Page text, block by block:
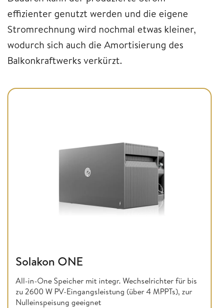
effizienter genutzt werden und die eigene
Stromrechnung wird nochmal etwas kleiner,
wodurch sich auch die Amortisierung des
Balkonkraftwerks verkürzt.
Solakon ONE
All-in-One Speicher mit integr. Wechselrichter für bis
zu 2600 W PV-Eingangsleistung (über 4 MPPTs), zur
Nulleinspeisung geeignet